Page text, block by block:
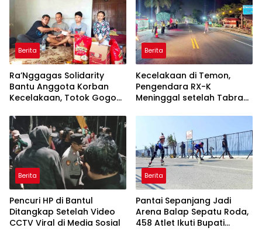
Berita
Ra’Nggagas Solidarity
Bantu Anggota Korban
Kecelakaan, Totok Gogon:
Tindakan Nyata
Berita
Kecelakaan di Temon,
Pengendara RX-K
Meninggal setelah Tabrak
Berita
Pencuri HP di Bantul
Ditangkap Setelah Video
CCTV Viral di Media Sosial
Berita
Pantai Sepanjang Jadi
Arena Balap Sepatu Roda,
458 Atlet Ikuti Bupati
Berita Berita